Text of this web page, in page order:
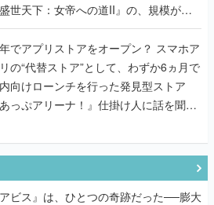
盛世天下：女帝への道II』の、規模が違
だわりをプロデューサーに聞いた
でアプリストアをオープン？ スマホア
の“代替ストア”として、わずか6ヵ月で
向けローンチを行った発見型ストア
あっぷアリーナ！』仕掛け人に話を聞い
アビス』は、ひとつの奇跡だった──膨大